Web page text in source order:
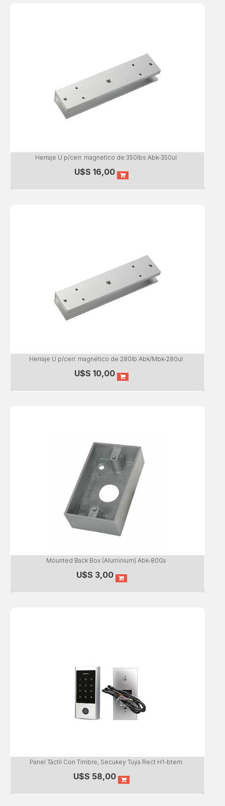
Herraje U p/cerr. magnetico de 350lbs Abk-350ul
U$S16,00
Herraje U p/cerr. magnético de 280lb Abk/Mbk-280ul
U$S10,00
Mounted Back Box (Aluminium) Abk-800a
U$S 3,00
Panel Táctil Con Timbre, Secukey Tuya Rect H1-btem
U$S 58,00